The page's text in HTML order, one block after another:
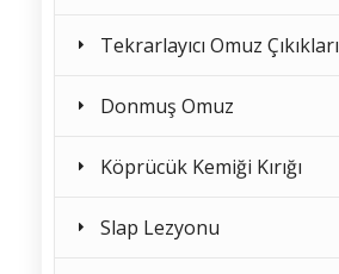
Tekrarlayıcı Omuz Çıkıkları
Donmuş Omuz
Köprücük Kemiği Kırığı
Slap Lezyonu